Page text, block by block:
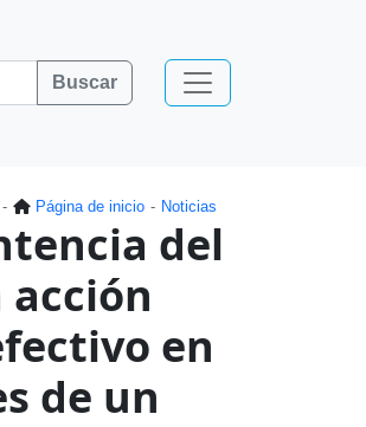
Buscar
Página de inicio Noticias
del
en
de un